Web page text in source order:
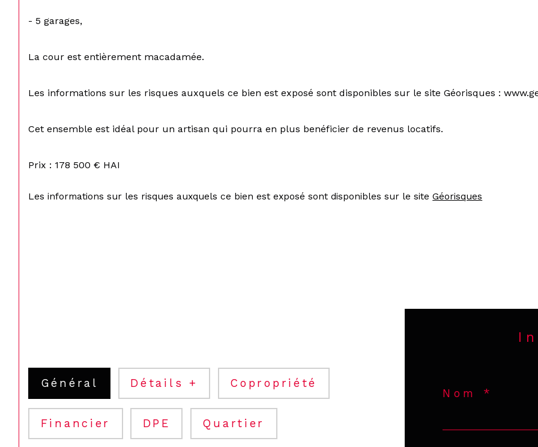
- 5 garages,
La cour est entièrement macadamée.
Les informations sur les risques auxquels ce bien est exposé sont disponibles sur le site Géorisques :
Cet ensemble est idéal pour un artisan qui pourra en plus benéficier de revenus locatifs.
Prix : 178 500 € HAI
Les informations sur les risques auxquels ce bien est exposé sont disponibles sur le site Géorisques
Général Détails + Copropriété
Financier DPE Quartier
Nom *